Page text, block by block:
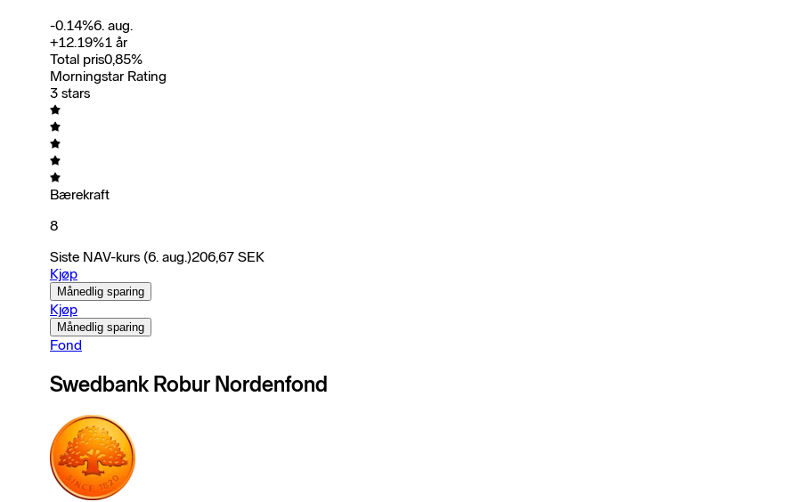
-0.14%6. aug.
+12.19%1 år
Total pris0,85%
Morningstar Rating
3 stars
Bærekraft
8
Siste NAV-kurs (6. aug.)206,67 SEK
Kjøp
Månedlig sparing
Kjøp
Månedlig sparing
Fond
Swedbank Robur Nordenfond